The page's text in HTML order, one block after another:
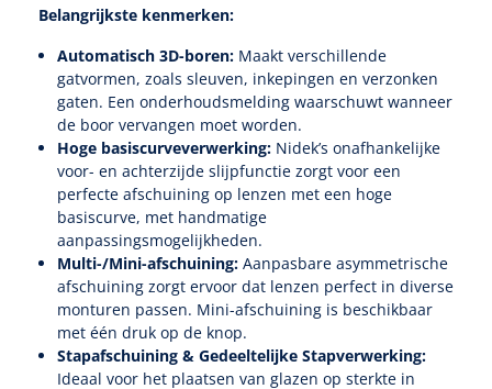
Opties
Spleetlamp
Speculaire Microscopen
Optotypeschermen
Lasers
Belangrijkste kenmerken:
Automatisch 3D-boren: Maakt verschillende
gatvormen, zoals sleuven, inkepingen en verzonken
gaten. Een onderhoudsmelding waarschuwt wanneer
de boor vervangen moet worden.
Hoge basiscurveverwerking: Nidek’s onafhankelijke
voor- en achterzijde slijpfunctie zorgt voor een
perfecte afschuining op lenzen met een hoge
basiscurve, met handmatige
aanpassingsmogelijkheden.
Multi-/Mini-afschuining: Aanpasbare asymmetrische
afschuining zorgt ervoor dat lenzen perfect in diverse
monturen passen. Mini-afschuining is beschikbaar
met één druk op de knop.
Stapafschuining & Gedeeltelijke Stapverwerking:
Ideaal voor het plaatsen van glazen op sterkte in